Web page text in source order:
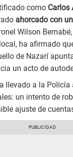
como Carlos
ahorcado con
Wilson
ha afirmado
de Nazarí
un acto de
llevado a la
un intento de
ajuste de